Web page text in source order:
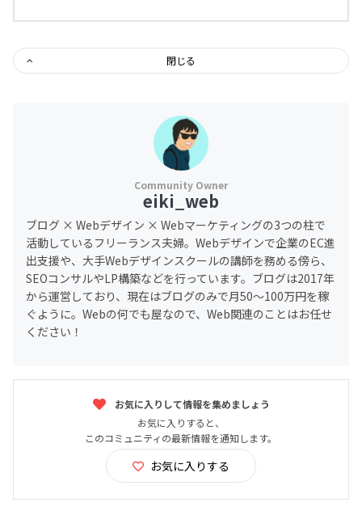
閉じる
eiki_web
ブログ × Webデザイン × Webマーケティングの3つの柱で
活動しているフリーランス夫婦。Webデザインで企業のEC進
出支援や、大手Webデザインスクールの講師を務める傍ら、
SEOコンサルやLP構築などを行っています。ブログは2017年
から運営しており、現在はブログのみで月50～100万円を稼
ぐように。Webの何でも屋なので、Web関連のことはお任せ
ください！
お気に入りして情報を集めましょう
お気に入りすると、
このコミュニティの最新情報を通知します。
お気に入りする